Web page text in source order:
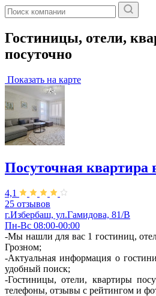
Гостиницы, отели,
посуточно
Показать на карте
Посуточная квартира
4,1
25 отзывов
г.Избербаш, ул.Гамидова, 81/В
Пн-Вс 08:00-00:00
-Мы нашли для вас 1 гостиниц,
Грозном;
-Актуальная информация о
удобный поиск;
-Гостиницы, отели, квартиры
телефоны, отзывы с рейтингом и